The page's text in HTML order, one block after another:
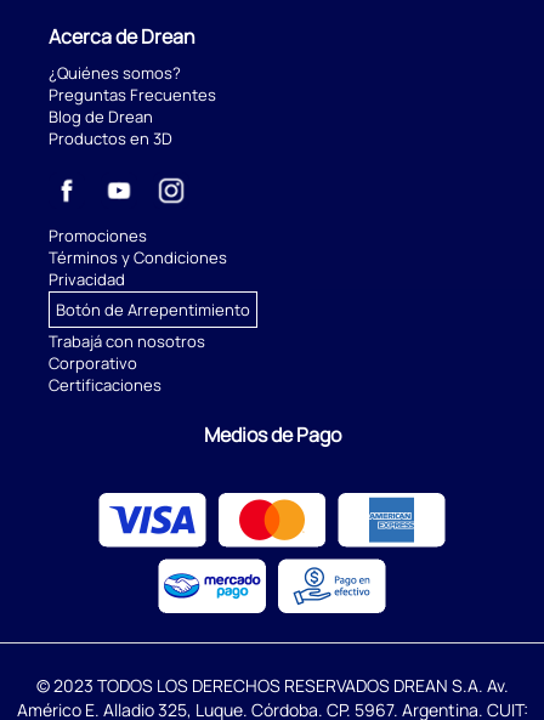
Acerca de Drean
¿Quiénes somos?
Preguntas Frecuentes
Blog de Drean
Productos en 3D
Promociones
Términos y Condiciones
Privacidad
Botón de Arrepentimiento
Trabajá con nosotros
Corporativo
Certificaciones
Medios de Pago
© 2023 TODOS LOS DERECHOS RESERVADOS DREAN S.A. Av.
Américo E. Alladio 325, Luque. Córdoba. CP. 5967. Argentina. CUIT: